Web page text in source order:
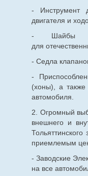
- Инструмент
двигателя и
- Шайбы
для
- Седла
-
(хоны), а также
автомобиля.
2. Огромный
внешнего и
приемлемым
- Заводские
на все